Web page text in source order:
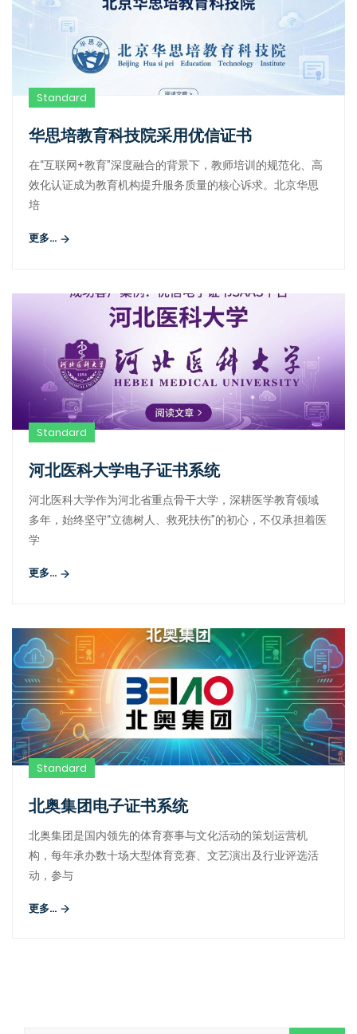
Standard
华思培教育科技院采用优信证书
在“互联网+教育”深度融合的背景下，教师培训的规范化、高
效化认证成为教育机构提升服务质量的核心诉求。北京华思
培
更多...
Standard
河北医科大学电子证书系统
河北医科大学作为河北省重点骨干大学，深耕医学教育领域
多年，始终坚守“立德树人、救死扶伤”的初心，不仅承担着医
学
更多...
Standard
北奥集团电子证书系统
北奥集团是国内领先的体育赛事与文化活动的策划运营机
构，每年承办数十场大型体育竞赛、文艺演出及行业评选活
动，参与
更多...